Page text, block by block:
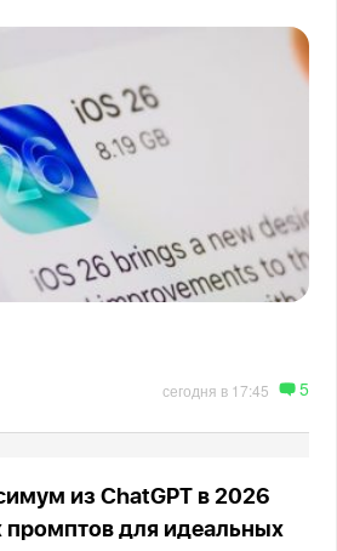
сегодня в 17:45 5
из ChatGPT в 2026
промптов для идеальных